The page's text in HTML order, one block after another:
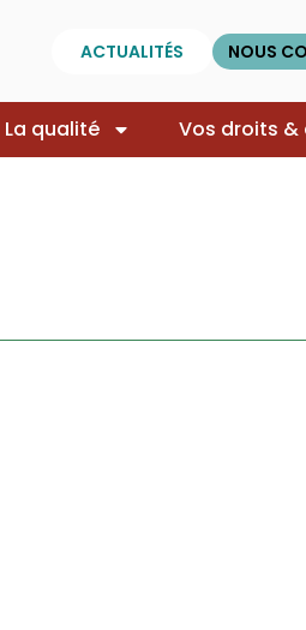
ACTUALITÉS NOUS
La qualité Vos droits &